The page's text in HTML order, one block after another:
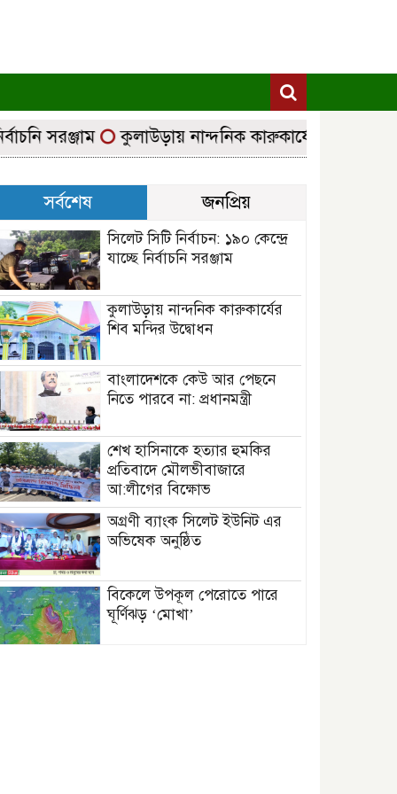
সরঞ্জাম কুলাউড়ায় নান্দনিক কারুকার্যের শিব মন্দির
সর্বশেষ জনপ্রিয়
সিলেট সিটি নির্বাচন: ১৯০ কেন্দ্রে
যাচ্ছে নির্বাচনি সরঞ্জাম
কুলাউড়ায় নান্দনিক কারুকার্যের
শিব মন্দির উদ্বোধন
বাংলাদেশকে কেউ আর পেছনে
নিতে পারবে না: প্রধানমন্ত্রী
শেখ হাসিনাকে হত্যার হুমকির
প্রতিবাদে মৌলভীবাজারে
আ:লীগের বিক্ষোভ
অগ্রণী ব্যাংক সিলেট ইউনিট এর
অভিষেক অনুষ্ঠিত
বিকেলে উপকূল পেরোতে পারে
ঘূর্ণিঝড় ‘মোখা’